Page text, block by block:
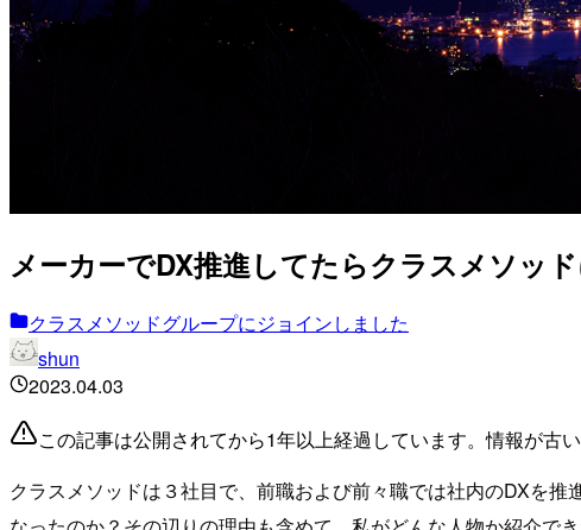
メーカーでDX推進してたらクラスメソッ
クラスメソッドグループにジョインしました
shun
2023.04.03
この記事は公開されてから1年以上経過しています。情報が古
クラスメソッドは３社目で、前職および前々職では社内のDXを